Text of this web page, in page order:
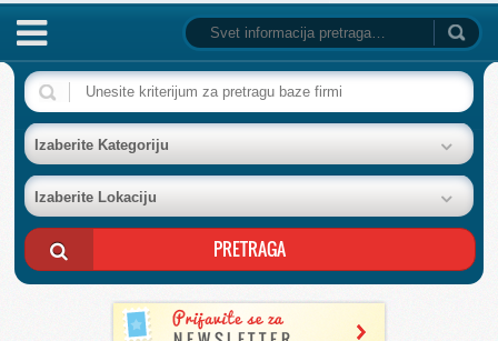
NASLOVNA
BAZA FIRMI
POSLOVNI OGLASI
AKCIJE I KATALOZI
BESPLATNI VAUČERI
Izaberite Kategoriju
Izaberite Lokaciju